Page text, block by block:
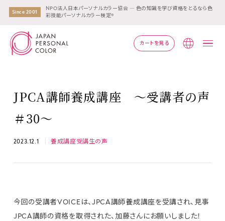
Since 2001
NPO法人日本パーソナルカラー協会 ― 色の知識を学び資格をとるなら色
彩技能パーソナルカラー検定®
カートを見る
JPCA講師養成講座 ～受講者の声
＃30～
2023.12.1 養成講座受講生の声
今回の受講者VOICEは、JPCA講師養成講座を受講され、見事
JPCA講師の資格を取得された、加藤さんにお願いしました！